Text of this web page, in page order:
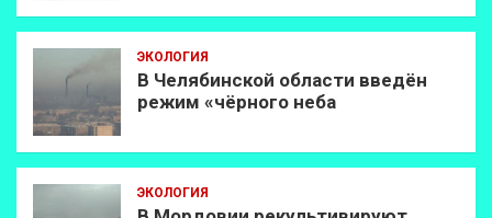
ЭКОЛОГИЯ
В Челябинской области введён
режим «чёрного неба
ЭКОЛОГИЯ